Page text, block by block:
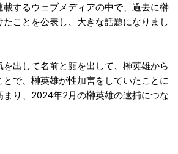
するウェブメディアの中で、過去に榊
ことを公表し、大きな話題になりまし
出して名前と顔を出して、榊英雄から
で、榊英雄が性加害をしていたことに
まり、2024年2月の榊英雄の逮捕につな